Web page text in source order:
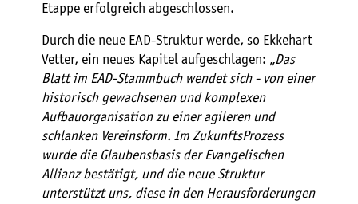
Etappe erfolgreich abgeschlossen.
Durch die neue EAD-Struktur werde, so Ekkehart
Vetter, ein neues Kapitel aufgeschlagen: „Das
Blatt im EAD-Stammbuch wendet sich - von einer
historisch gewachsenen und komplexen
Aufbauorganisation zu einer agileren und
schlanken Vereinsform. Im ZukunftsProzess
wurde die Glaubensbasis der Evangelischen
Allianz bestätigt, und die neue Struktur
unterstützt uns, diese in den Herausforderungen